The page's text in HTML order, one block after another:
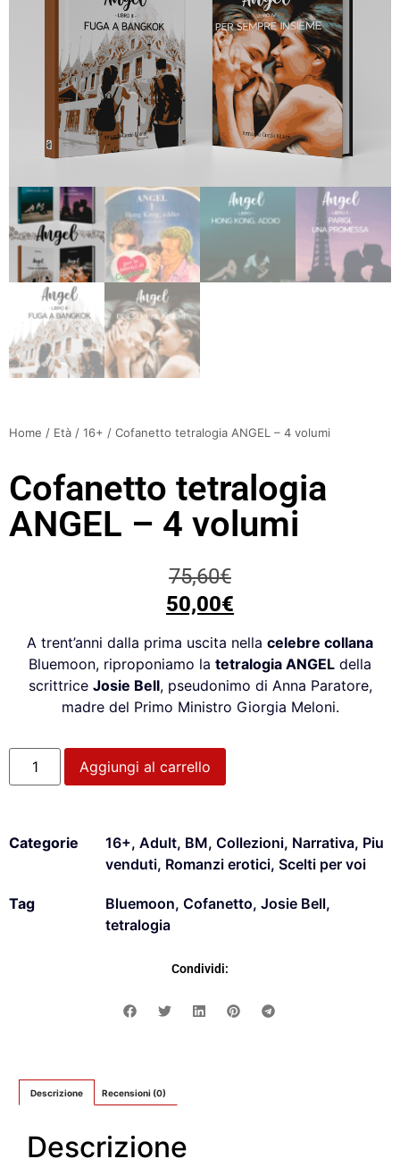
Home / Età / 16+ / Cofanetto tetralogia ANGEL – 4 volumi
Cofanetto tetralogia
ANGEL – 4 volumi
75,60€
50,00€
A trent’anni dalla prima uscita nella celebre collana
Bluemoon, riproponiamo la tetralogia ANGEL della
scrittrice Josie Bell, pseudonimo di Anna Paratore,
madre del Primo Ministro Giorgia Meloni.
Aggiungi al carrello
Categorie 16+, Adult, BM, Collezioni, Narrativa, Piu
venduti, Romanzi erotici, Scelti per voi
Tag Bluemoon, Cofanetto, Josie Bell,
tetralogia
Condividi:
Descrizione Recensioni (0)
Descrizione